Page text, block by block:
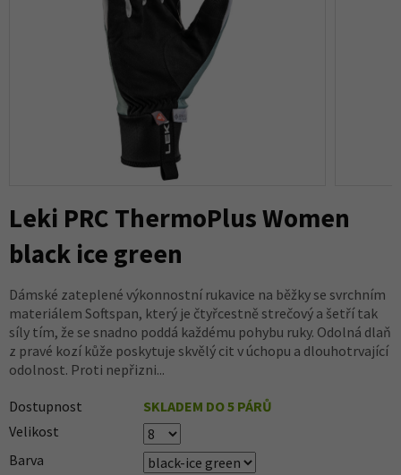
Leki PRC ThermoPlus Women
black ice green
Dámské zateplené výkonnostní rukavice na běžky se svrchním
materiálem Softspan, který je čtyřcestně strečový a šetří tak
síly tím, že se snadno poddá každému pohybu ruky. Odolná dlaň
z pravé kozí kůže poskytuje skvělý cit v úchopu a dlouhotrvající
odolnost. Proti nepřizni...
Dostupnost
SKLADEM DO 5 PÁRŮ
Velikost
Barva